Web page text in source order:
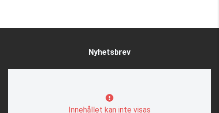
Nyhetsbrev
Innehållet kan inte visas